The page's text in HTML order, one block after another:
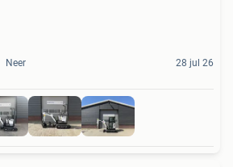
Neer 28 jul 26